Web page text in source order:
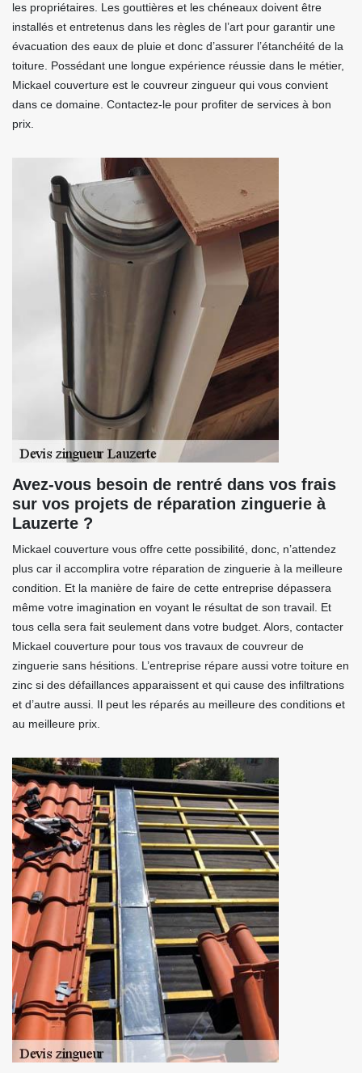
les propriétaires. Les gouttières et les chéneaux doivent être
installés et entretenus dans les règles de l’art pour garantir une
évacuation des eaux de pluie et donc d’assurer l’étanchéité de la
toiture. Possédant une longue expérience réussie dans le métier,
Mickael couverture est le couvreur zingueur qui vous convient
dans ce domaine. Contactez-le pour profiter de services à bon
prix.
Avez-vous besoin de rentré dans vos frais
sur vos projets de réparation zinguerie à
Lauzerte ?
Mickael couverture vous offre cette possibilité, donc, n’attendez
plus car il accomplira votre réparation de zinguerie à la meilleure
condition. Et la manière de faire de cette entreprise dépassera
même votre imagination en voyant le résultat de son travail. Et
tous cella sera fait seulement dans votre budget. Alors, contacter
Mickael couverture pour tous vos travaux de couvreur de
zinguerie sans hésitions. L’entreprise répare aussi votre toiture en
zinc si des défaillances apparaissent et qui cause des infiltrations
et d’autre aussi. Il peut les réparés au meilleure des conditions et
au meilleure prix.